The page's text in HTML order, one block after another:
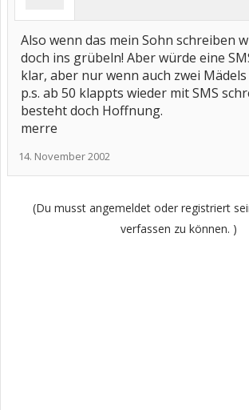
Also wenn das mein Sohn schreiben
doch ins grübeln! Aber würde eine
klar, aber nur wenn auch zwei Mädels
p.s. ab 50 klappts wieder mit SMS
besteht doch Hoffnung.
merre
14. November 2002
(Du musst angemeldet oder registriert
verfassen zu können. )